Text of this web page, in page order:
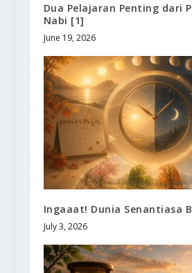
Dua Pelajaran Penting dari
Nabi [1]
June 19, 2026
Ingaaat! Dunia Senantiasa
July 3, 2026